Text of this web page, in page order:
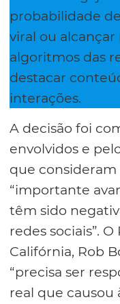
probabilidade
viral ou alcançar
algoritmos das
destacar
interações.
A decisão foi
envolvidos e
que
“importante
têm sido
redes sociais”.
Califórnia, Rob
“precisa ser
real que causou